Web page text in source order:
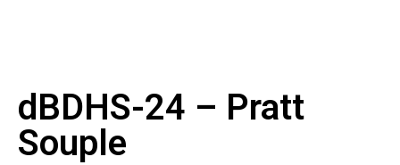
dBDHS-24 – Pratt
Souple